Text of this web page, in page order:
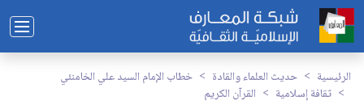
الرئيسية حديث العلماء والقادة
خطاب الإمام السيد علي الخامنئي
ثقافة إسلامية
القرآن الكريم